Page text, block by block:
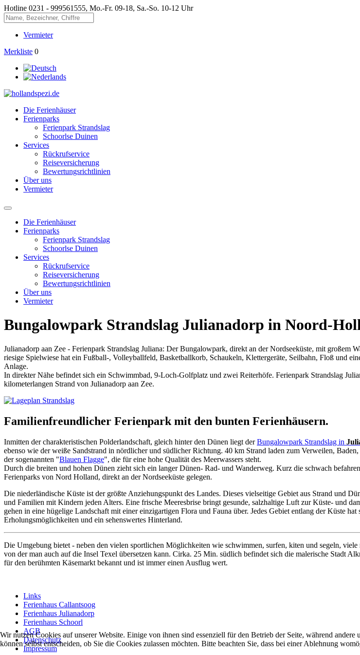
Hotline 0231 - 999561555, Mo.-Fr. 09-18, Sa.-So. 10-12 Uhr
Vermieter
Merkliste 0
Die Ferienhäuser
Ferienparks
Ferienpark Strandslag
Schoorlse Duinen
Services
Rückrufservice
Reiseversicherung
Bewertungsrichtlinien
Über uns
Vermieter
Die Ferienhäuser
Ferienparks
Ferienpark Strandslag
Schoorlse Duinen
Services
Rückrufservice
Reiseversicherung
Bewertungsrichtlinien
Über uns
Vermieter
Bungalowpark Strandslag Julianadorp in Noord-
Julianadorp aan Zee - Ferienpark Strandslag Juliana: Der Bungalowpark, direkt an der Nordseeküste, mit großem
riesige Spielwiese hat ein Fußball-, Volleyballfeld, Basketballkorb, Schaukeln, Klettergeräte, Seilbahn, Floß und
Anlage.
In direkter Nähe befindet sich ein Schwimmbad, 9-Loch-Golfplatz und zwei Reiterhöfe. Ferienpark Strandslag
kilometerlangen Strand von Julianadorp aan Zee.
Familienfreundlicher Ferienpark mit den bunten Ferienhäusern.
Inmitten der charakteristischen Polderlandschaft, gleich hinter den Dünen liegt derBungalowpark Strandslag in
ebenso wie der weiße Sandstrand in nördlicher und südlicher Richtung. 40 km Strand laden zum Verweilen,
der sogenannten "Blauen Flagge", die für eine hohe Qualität des Meerwassers steht.
Durch die breiten und hohen Dünen zieht sich ein langer Dünen- Rad- und Wanderweg. Kurz die schwach
Ferienparks von Nord Holland, direkt an der Nordseeküste gelegen.
Die niederländische Küste ist der größte Anziehungspunkt des Landes. Dieses vielseitige Gebiet aus Strand und
und Familien mit Kindern jeden Alters. Eine frische Meeresbrise bringt gesunde, salzhaltige Luft zur Küste- und
gehen in eine hügelige Landschaft mit einer einzigartigen Flora und Fauna über. Jedes Gebiet entlang der Küste
Erholungsmöglichkeiten und ein sehenswertes Hinterland.
Die Umgebung bietet - neben den vielen sportlichen Möglichkeiten wie schwimmen, surfen, kiten und segeln,
von der man auch auf die Insel Texel übersetzen kann. Cirka. 25 Min. südlich befindet sich die malerische Stadt
für den berühmten Käsemarkt bekannt und ist immer einen Ausflug wert.
Links
Ferienhaus Callantsoog
Ferienhaus Julianadorp
Ferienhaus Schoorl
AGB
Datenschutz
Impressum
Wir nutzen Cookies auf unserer Website. Einige von ihnen sind essenziell für den Betrieb der Seite, während
können selbst entscheiden, ob Sie die Cookies zulassen möchten. Bitte beachten Sie, dass bei einer Ablehnung